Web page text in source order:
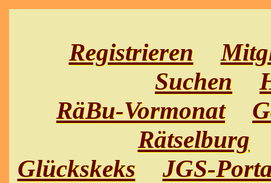
Registrieren
Suchen
RäBu-Vormonat
Rätselburg
Glückskeks
JGS-